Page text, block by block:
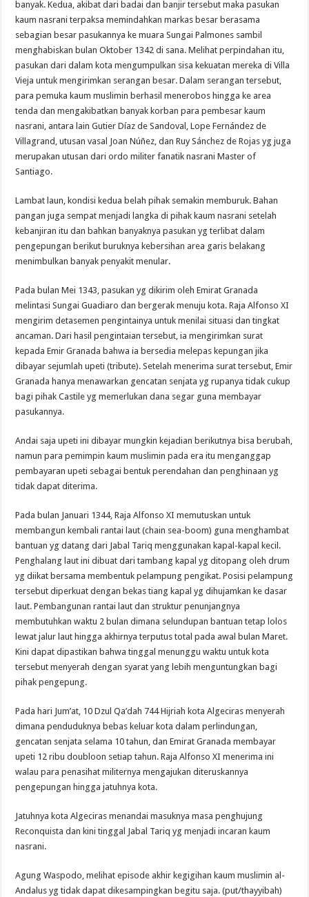
banyak. Kedua, akibat dari badai dan banjir tersebut maka pasukan
kaum nasrani terpaksa memindahkan markas besar berasama
sebagian besar pasukannya ke muara Sungai Palmones sambil
menghabiskan bulan Oktober 1342 di sana. Melihat perpindahan itu,
pasukan dari dalam kota mengumpulkan sisa kekuatan mereka di Villa
Vieja untuk mengirimkan serangan besar. Dalam serangan tersebut,
para pemuka kaum muslimin berhasil menerobos hingga ke area
tenda dan mengakibatkan banyak korban para pembesar kaum
nasrani, antara lain Gutier Díaz de Sandoval, Lope Fernández de
Villagrand, utusan vasal Joan Núñez, dan Ruy Sánchez de Rojas yg juga
merupakan utusan dari ordo militer fanatik nasrani Master of
Santiago.
Lambat laun, kondisi kedua belah pihak semakin memburuk. Bahan
pangan juga sempat menjadi langka di pihak kaum nasrani setelah
kebanjiran itu dan bahkan banyaknya pasukan yg terlibat dalam
pengepungan berikut buruknya kebersihan area garis belakang
menimbulkan banyak penyakit menular.
Pada bulan Mei 1343, pasukan yg dikirim oleh Emirat Granada
melintasi Sungai Guadiaro dan bergerak menuju kota. Raja Alfonso XI
mengirim detasemen pengintainya untuk menilai situasi dan tingkat
ancaman. Dari hasil pengintaian tersebut, ia mengirimkan surat
kepada Emir Granada bahwa ia bersedia melepas kepungan jika
dibayar sejumlah upeti (tribute). Setelah menerima surat tersebut, Emir
Granada hanya menawarkan gencatan senjata yg rupanya tidak cukup
bagi pihak Castile yg memerlukan dana segar guna membayar
pasukannya.
Andai saja upeti ini dibayar mungkin kejadian berikutnya bisa berubah,
namun para pemimpin kaum muslimin pada era itu menganggap
pembayaran upeti sebagai bentuk perendahan dan penghinaan yg
tidak dapat diterima.
Pada bulan Januari 1344, Raja Alfonso XI memutuskan untuk
membangun kembali rantai laut (chain sea-boom) guna menghambat
bantuan yg datang dari Jabal Tariq menggunakan kapal-kapal kecil.
Penghalang laut ini dibuat dari tambang kapal yg ditopang oleh drum
yg diikat bersama membentuk pelampung pengikat. Posisi pelampung
tersebut diperkuat dengan bekas tiang kapal yg dihujamkan ke dasar
laut. Pembangunan rantai laut dan struktur penunjangnya
membutuhkan waktu 2 bulan dimana selundupan bantuan tetap lolos
lewat jalur laut hingga akhirnya terputus total pada awal bulan Maret.
Kini dapat dipastikan bahwa tinggal menunggu waktu untuk kota
tersebut menyerah dengan syarat yang lebih menguntungkan bagi
pihak pengepung.
Pada hari Jum’at, 10 Dzul Qa’dah 744 Hijriah kota Algeciras menyerah
dimana penduduknya bebas keluar kota dalam perlindungan,
gencatan senjata selama 10 tahun, dan Emirat Granada membayar
upeti 12 ribu doubloon setiap tahun. Raja Alfonso XI menerima ini
walau para penasihat militernya mengajukan diteruskannya
pengepungan hingga jatuhnya kota.
Jatuhnya kota Algeciras menandai masuknya masa penghujung
Reconquista dan kini tinggal Jabal Tariq yg menjadi incaran kaum
nasrani.
Agung Waspodo, melihat episode akhir kegigihan kaum muslimin al-
Andalus yg tidak dapat dikesampingkan begitu saja. (put/thayyibah)